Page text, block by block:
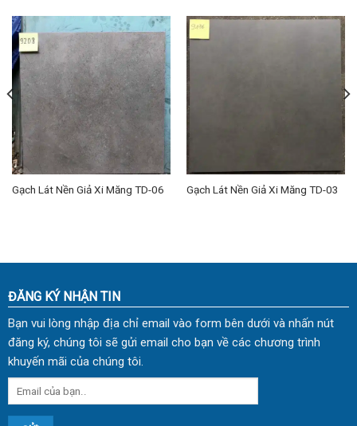
Gạch Lát Nền Giả Xi Măng TD-06 Gạch Lát Nền Giả Xi Măng TD-03
ĐĂNG KÝ NHẬN TIN
Bạn vui lòng nhập địa chỉ email vào form bên dưới và nhấn nút
đăng ký, chúng tôi sẽ gửi email cho bạn về các chương trình
khuyến mãi của chúng tôi.